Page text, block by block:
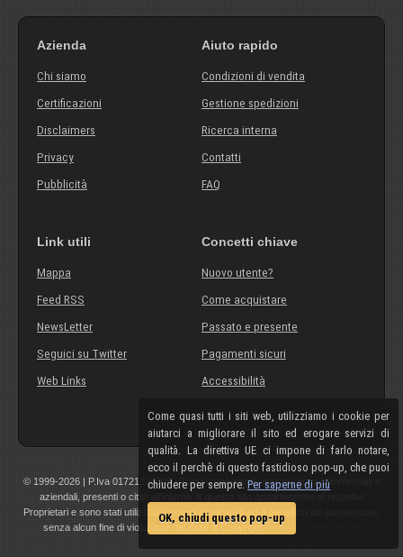
Come quasi tutti i siti web, utilizziamo i cookie per
aiutarci a migliorare il sito ed erogare servizi di
qualità. La direttiva UE ci impone di farlo notare,
ecco il perchè di questo fastidioso pop-up, che puoi
chiudere per sempre.Per saperne di più
OK, chiudi questo pop-up
Azienda
Chi siamo
Certificazioni
Disclaimers
Privacy
Pubblicità
Aiuto rapido
Condizioni di vendita
Gestione spedizioni
Ricerca interna
Contatti
FAQ
Link utili
Mappa
Feed RSS
NewsLetter
Seguici su Twitter
Web Links
Concetti chiave
Nuovo utente?
Come acquistare
Passato e presente
Pagamenti sicuri
Accessibilità
© 1999-2026 | P.Iva 01721210308 | Tutti i componenti, marchi, nomi commerciali o
aziendali, presenti o citati all'interno di questo sito appartengono ai rispettivi
Proprietari e sono stati utilizzati a scopo esplicativo ed a beneficio del possessore,
senza alcun fine di violazione dei diritti di Copyright.
Maggiori informazioni